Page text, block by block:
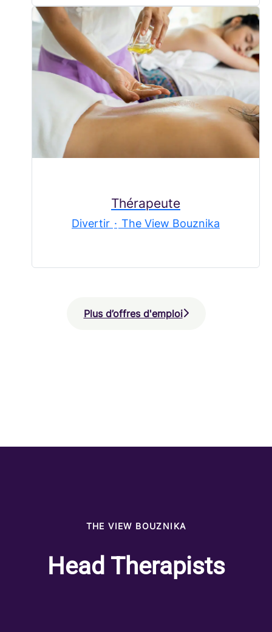
Thérapeute
Divertir · The View Bouznika
Plus d’offres d'emploi
THE VIEW BOUZNIKA
Head Therapists